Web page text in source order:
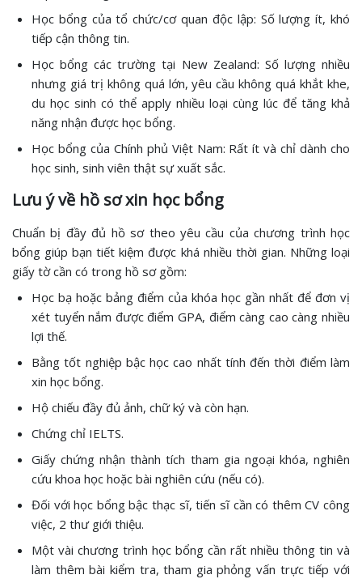
Học bổng của tổ chức/cơ quan độc lập: Số lượng ít, khó
tiếp cận thông tin.
Học bổng các trường tại New Zealand: Số lượng nhiều
nhưng giá trị không quá lớn, yêu cầu không quá khắt khe,
du học sinh có thể apply nhiều loại cùng lúc để tăng khả
năng nhận được học bổng.
Học bổng của Chính phủ Việt Nam: Rất ít và chỉ dành cho
học sinh, sinh viên thật sự xuất sắc.
Lưu ý về hồ sơ xin học bổng
Chuẩn bị đầy đủ hồ sơ theo yêu cầu của chương trình học
bổng giúp bạn tiết kiệm được khá nhiều thời gian. Những loại
giấy tờ cần có trong hồ sơ gồm:
Học bạ hoặc bảng điểm của khóa học gần nhất để đơn vị
xét tuyển nắm được điểm GPA, điểm càng cao càng nhiều
lợi thế.
Bằng tốt nghiệp bậc học cao nhất tính đến thời điểm làm
xin học bổng.
Hộ chiếu đầy đủ ảnh, chữ ký và còn hạn.
Chứng chỉ IELTS.
Giấy chứng nhận thành tích tham gia ngoại khóa, nghiên
cứu khoa học hoặc bài nghiên cứu (nếu có).
Đối với học bổng bậc thạc sĩ, tiến sĩ cần có thêm CV công
việc, 2 thư giới thiệu.
Một vài chương trình học bổng cần rất nhiều thông tin và
làm thêm bài kiểm tra, tham gia phỏng vấn trực tiếp với